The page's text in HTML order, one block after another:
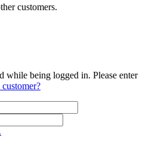
customers.
while being logged in. Please enter